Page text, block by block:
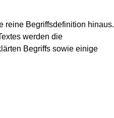
reine Begriffsdefinition hinaus.
werden die
Begriffs sowie einige